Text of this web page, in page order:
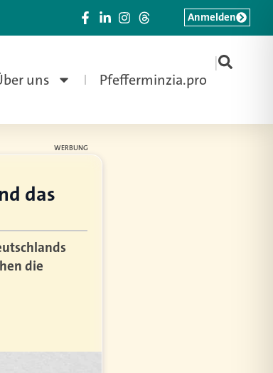
uns Pfefferminzia.pro
|
Anmelden
WERBUNG
das
die